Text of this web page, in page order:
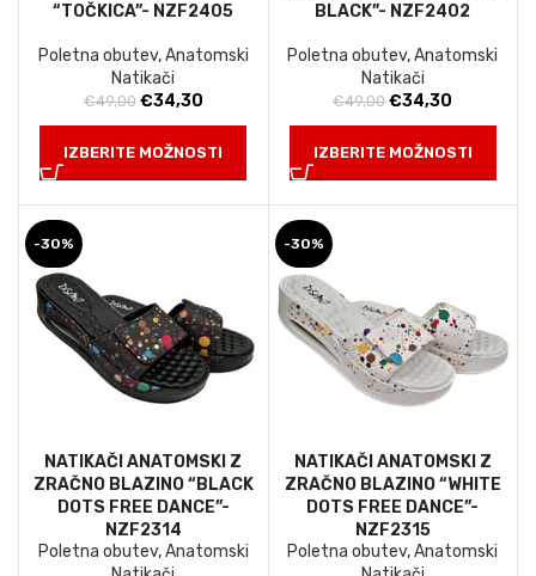
“TOČKICA”- NZF2405
Poletna obutev,Anatomski
Natikači
€49,00 Izvirna
cena
je
€34,30Trenutna
cena
je:
IZBERITE MOŽNOSTI
BLACK”- NZF2402
Poletna obutev,Anatomski
Natikači
€49,00 Izvirna
cena
je
€34,30
cena
je:
IZBERITE MOŽNOSTI
-30%
NATIKAČI ANATOMSKI Z
ZRAČNO BLAZINO “BLACK
DOTS FREE DANCE”-
NZF2314
Poletna obutev,Anatomski
-30%
NATIKAČI ANATOMSKI Z
ZRAČNO BLAZINO “WHITE
DOTS FREE DANCE”-
NZF2315
Poletna obutev,Anatomski